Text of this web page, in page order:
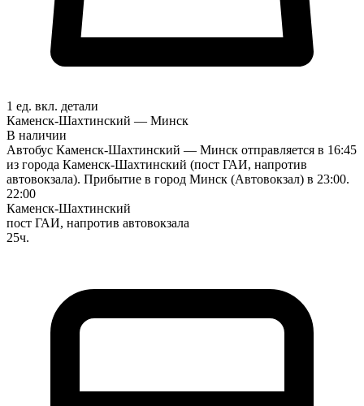
1 ед. вкл. детали
Каменск-Шахтинский — Минск
В наличии
Автобус Каменск-Шахтинский — Минск отправляется в 16:45
из города Каменск-Шахтинский (пост ГАИ, напротив
автовокзала). Прибытие в город Минск (Автовокзал) в 23:00.
22:00
Каменск-Шахтинский
пост ГАИ, напротив автовокзала
25ч.